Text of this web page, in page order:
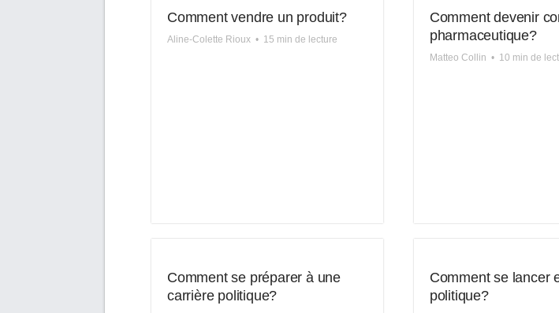
Comment vendre un produit?
Aline-Colette Rioux • 15 min de lecture
Comment devenir
pharmaceutique?
Matteo Collin • 10 min de
Comment se préparer à une
carrière politique?
Comment se lancer
politique?